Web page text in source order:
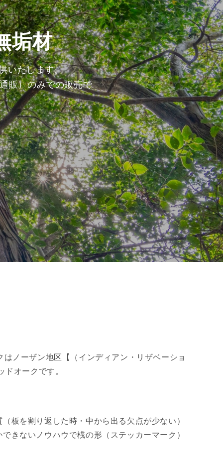
垢材
いたします。
販）のみでの販売で
ノーザン地区【（インディアン・リザベーショ
オークです。
板を割り返した時・中から出る欠点が少ない）
きないノウハウで桟の形（ステッカーマーク）